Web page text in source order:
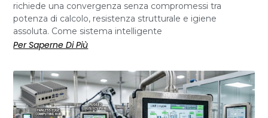
richiede una convergenza senza compromessi tra
potenza di calcolo, resistenza strutturale e igiene
assoluta. Come sistema intelligente
Per Saperne Di Più